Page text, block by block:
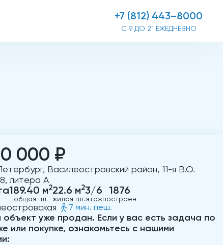
+7 (812) 443–8000
С 9 ДО 21 ЕЖЕДНЕВНО
000 ₽
Василеостровский район, 11-я В.О.
литера А
189.40 м2
общая пл.
22.6 м2
жилая пл.
3/6
этаж
1876
построен
7 мин. пеш.
уже продан. Если у вас есть задача по
или покупке, ознакомьтесь с нашими